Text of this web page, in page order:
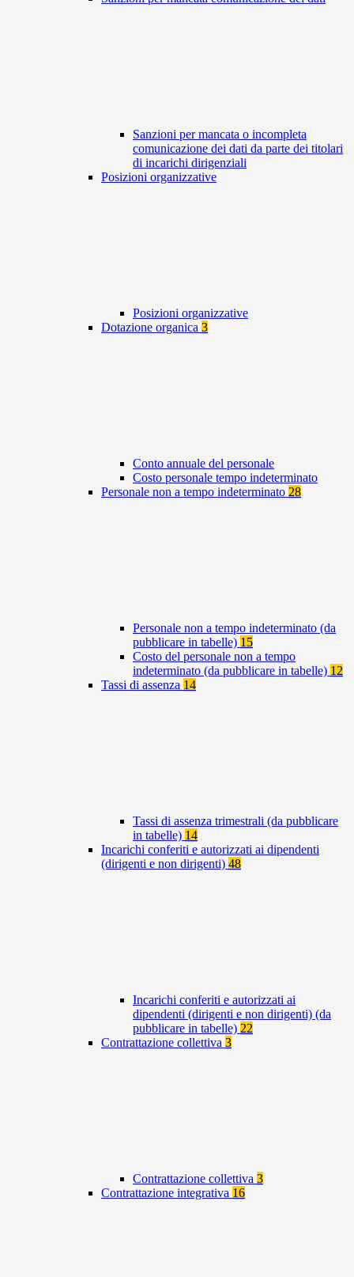
Sanzioni per mancata o incompleta
comunicazione dei dati da parte dei titolari
di incarichi dirigenziali
Posizioni organizzative
Posizioni organizzative
Dotazione organica 3
Conto annuale del personale
Costo personale tempo indeterminato
Personale non a tempo indeterminato 28
Personale non a tempo indeterminato (da
pubblicare in tabelle) 15
Costo del personale non a tempo
indeterminato (da pubblicare in tabelle) 12
Tassi di assenza 14
Tassi di assenza trimestrali (da pubblicare
in tabelle) 14
Incarichi conferiti e autorizzati ai dipendenti
(dirigenti e non dirigenti) 48
Incarichi conferiti e autorizzati ai
dipendenti (dirigenti e non dirigenti) (da
pubblicare in tabelle) 22
Contrattazione collettiva 3
Contrattazione collettiva 3
Contrattazione integrativa 16